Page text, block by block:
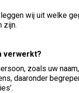
leggen wij uit welke
zijn.
verwerkt?
zoals uw
daaronder